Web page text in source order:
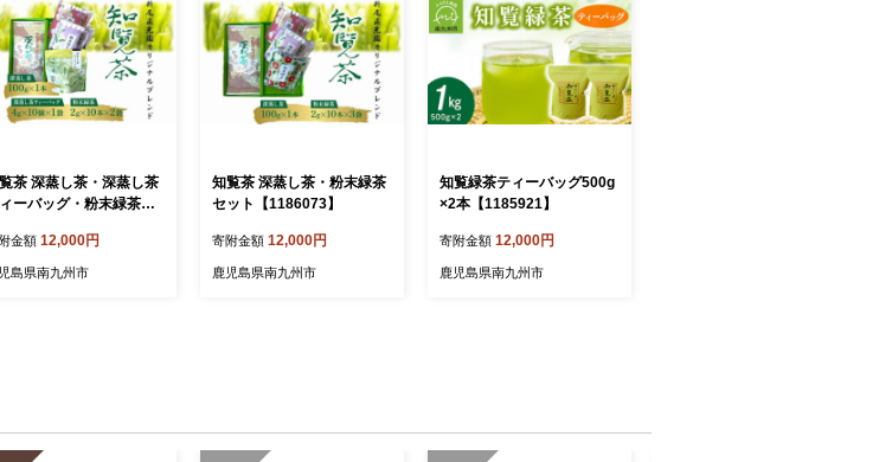
茶 深蒸し茶・深蒸し茶
ーバッグ・粉末緑茶セ
金額 12,000円
島県南九州市
知覧茶 深蒸し茶・粉末緑茶
セット【1186073】
寄附金額 12,000円
鹿児島県南九州市
知覧緑茶ティーバッグ500g
×2本【1185921】
寄附金額 12,000円
鹿児島県南九州市